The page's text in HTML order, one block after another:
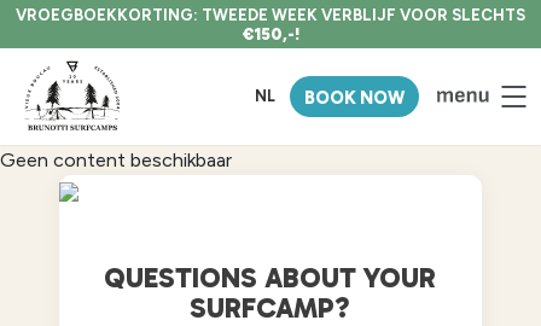
VROEGBOEKKORTING: TWEEDE WEEK VERBLIJF VOOR SLECHTS
€150,-!
NL BOOK NOW
Geen content beschikbaar
QUESTIONS ABOUT YOUR
SURFCAMP?